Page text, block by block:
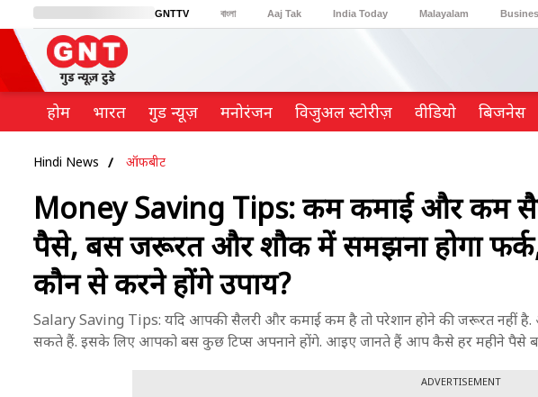
GNTTV বাংলা Aaj Tak India Today Malayalam
BT Bazaar Cosmopolitan
होम भारत गुड न्यूज़ मनोरंजन विजुअल स्टोरीज़ वीडियो ब‍िजनेस
Hindi News ऑफबीट
Money Saving Tips: कम कमाई और कम
पैसे, बस जरूरत और शौक में समझना होगा
कौन से करने होंगे उपाय?
Salary Saving Tips: यदि आपकी सैलरी और कमाई कम है तो परेशान होने की जरूरत नहीं
सकते हैं. इसके लिए आपको बस कुछ टिप्स अपनाने होंगे. आइए जानते हैं आप कैसे हर महीने पैसे
ADVERTISEMENT